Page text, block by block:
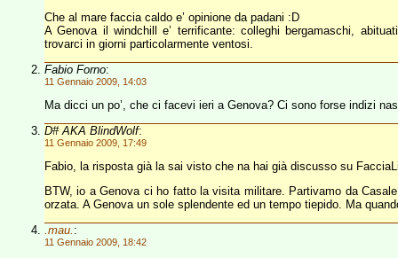
Che al mare faccia caldo e’ opinione da padani :D
A Genova il windchill e’ terrificante: colleghi bergamaschi,
trovarci in giorni particolarmente ventosi.
Fabio Forno:
11 Gennaio 2009, 14:03
Ma dicci un po’, che ci facevi ieri a Genova? Ci sono forse indizi
D# AKA BlindWolf:
11 Gennaio 2009, 17:49
Fabio, la risposta già la sai visto che na hai già discusso su
BTW, io a Genova ci ho fatto la visita militare. Partivamo da
orzata. A Genova un sole splendente ed un tempo tiepido. Ma
.mau. :
11 Gennaio 2009, 18:42